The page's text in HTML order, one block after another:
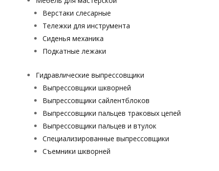
Верстаки слесарные
Тележки для инструмента
Сиденья механика
Подкатные лежаки
Гидравлические выпрессовщики
Выпрессовщики шкворней
Выпрессовщики сайлентблоков
Выпрессовщики пальцев траковых цепей
Выпрессовщики пальцев и втулок
Специализированные выпрессовщики
Cъемники шкворней